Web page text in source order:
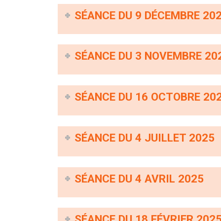
SÉANCE DU 9 DÉCEMBRE
SÉANCE DU 3 NOVEMBRE
SÉANCE DU 16 OCTOBRE
SÉANCE DU 4 JUILLET 2025
SÉANCE DU 4 AVRIL 2025